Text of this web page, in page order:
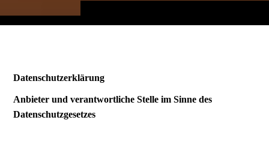
Datenschutzerklärung
Anbieter und verantwortliche Stelle im Sinne des
Datenschutzgesetzes